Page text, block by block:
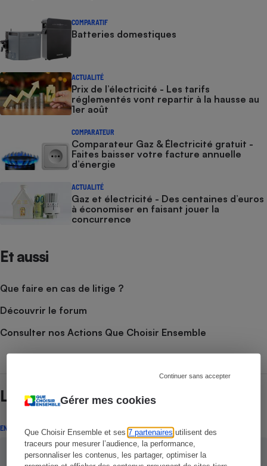
Gérer mes cookies
Que Choisir Ensemble et ses7 partenaires utilisent des
traceurs pour mesurer l’audience, la performance,
personnaliser les contenus, les partager, optimiser la
Continuer sans accepter
COMPARATIF
Batteries domestiques
ACTUALITÉ
Prix de l’électricité - Les tarifs
réglementés vont repartir à la hausse au
1er août
COMPARATEUR
Comparateur Gaz & Électricité gratuit -
Faites baisser votre facture annuelle
d’énergie
ACTUALITÉ
Gaz et électricité - Des centaines d’euros
à économiser en faisant jouer la
concurrence
Et aussi
Que faire en cas de litige ?
Découvrir le forum
Consulter nos Actions Que Choisir Ensemble
Lire aussi
ENQUÊTE